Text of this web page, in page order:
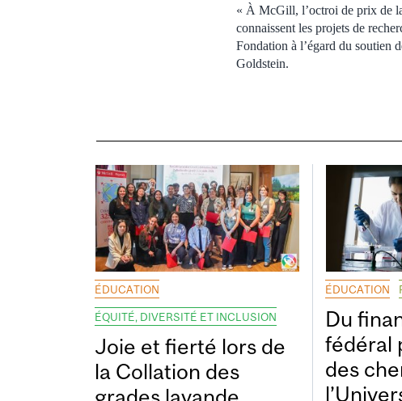
« À McGill, l’octroi de prix de
connaissent les projets de
Fondation à l’égard du soutien
Goldstein.
ÉDUCATION
ÉQUITÉ, DIVERSITÉ ET INCLUSION
Joie et fierté lors de
la Collation des
ÉDUCATION
Du
fédéral
des